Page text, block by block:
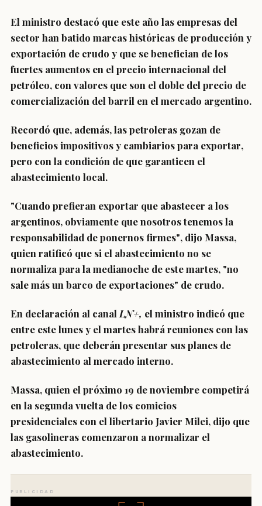
El ministro destacó que este año las empresas del
sector han batido marcas históricas de producción y
exportación de crudo y que se benefician de los
fuertes aumentos en el precio internacional del
petróleo, con valores que son el doble del precio de
comercialización del barril en el mercado argentino.
Recordó que, además,las petroleras gozan de
beneficios impositivos y cambiarios para exportar,
pero con la condición de que garanticen el
abastecimiento local.
"Cuando prefieran exportar que abastecer a los
argentinos, obviamente que nosotros tenemos la
responsabilidad de ponernos firmes", dijo Massa,
quien ratificó que si el abastecimiento no se
normaliza para la medianoche de este martes, "no
sale más un barco de exportaciones" de crudo.
En declaración al canal LN+, el ministro indicó que
entre este lunes y el marteshabrá reuniones con las
petroleras, que deberán presentar sus planes de
abastecimiento al mercado interno.
Massa, quien el próximo 19 de noviembre competirá
en la segunda vuelta de los comicios
presidenciales con el libertario Javier Milei, dijo que
las gasolineras comenzaron a normalizar el
abastecimiento.
PUBLICIDAD